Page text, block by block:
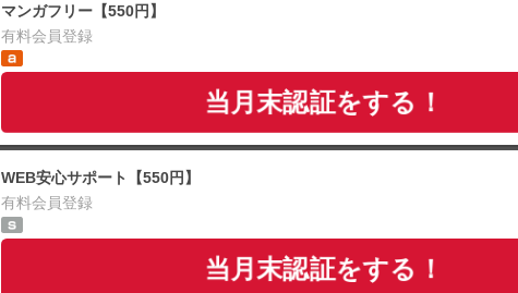
マンガフリー【550円】
有料会員登録
当月末認証をする！
WEB安心サポート【550円】
有料会員登録
当月末認証をする！